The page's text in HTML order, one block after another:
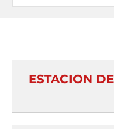
ESTACION